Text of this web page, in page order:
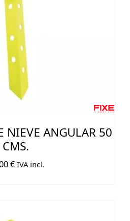
NIEVE ANGULAR 50
CMS.
€ IVA incl.